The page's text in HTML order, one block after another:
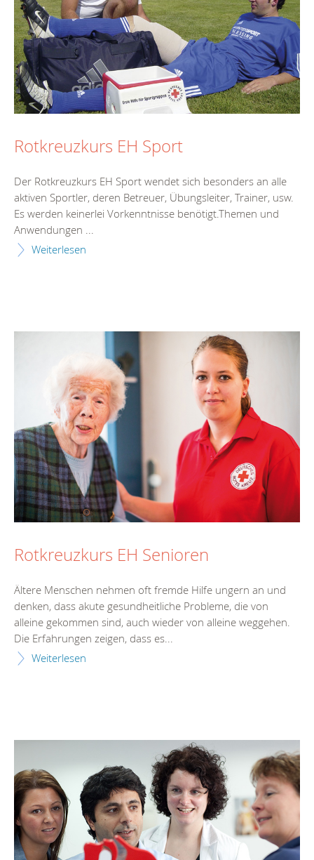
Rotkreuzkurs EH Sport
Der Rotkreuzkurs EH Sport wendet sich besonders an alle
aktiven Sportler, deren Betreuer, Übungsleiter, Trainer, usw.
Es werden keinerlei Vorkenntnisse benötigt.Themen und
Anwendungen ...
Weiterlesen
Rotkreuzkurs EH Senioren
Ältere Menschen nehmen oft fremde Hilfe ungern an und
denken, dass akute gesundheitliche Probleme, die von
alleine gekommen sind, auch wieder von alleine weggehen.
Die Erfahrungen zeigen, dass es...
Weiterlesen